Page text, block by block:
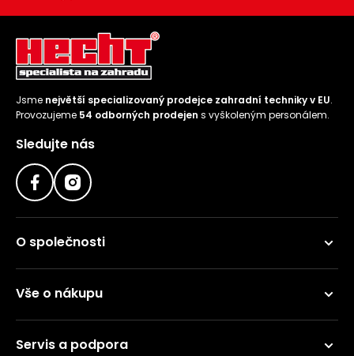
Jsme největší specializovaný prodejce zahradní techniky v EU.
Provozujeme 54 odborných prodejen s vyškoleným personálem.
Sledujte nás
O společnosti
Vše o nákupu
Servis a podpora